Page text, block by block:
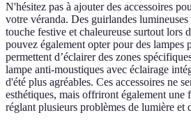
N'hésitez pas à ajouter des accessoires
votre véranda. Des guirlandes
touche festive et chaleureuse surtout lors
pouvez également opter pour des lampes
permettent d’éclairer des zones
lampe anti-moustiques avec éclairage
d'été plus agréables. Ces accessoires ne
esthétiques, mais offriront également une
réglant plusieurs problèmes de lumière et